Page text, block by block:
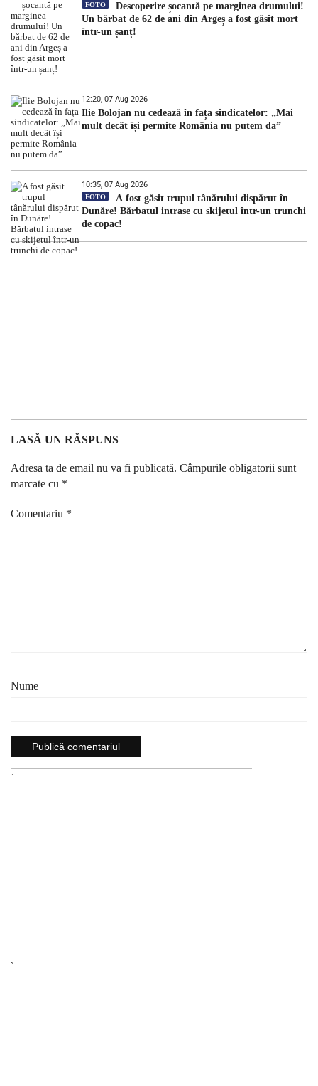
FOTO
Descoperire șocantă pe marginea drumului!
Un bărbat de 62 de ani din Argeș a fost găsit mort
într-un șanț!
12:20, 07 Aug 2026
Ilie Bolojan nu cedează în fața sindicatelor: „Mai
mult decât își permite România nu putem da”
10:35, 07 Aug 2026
FOTO
A fost găsit trupul tânărului dispărut în
Dunăre! Bărbatul intrase cu skijetul într-un trunchi
de copac!
LASĂ UN RĂSPUNS
Adresa ta de email nu va fi publicată. Câmpurile obligatorii sunt
marcate cu *
Comentariu *
Nume
`
`